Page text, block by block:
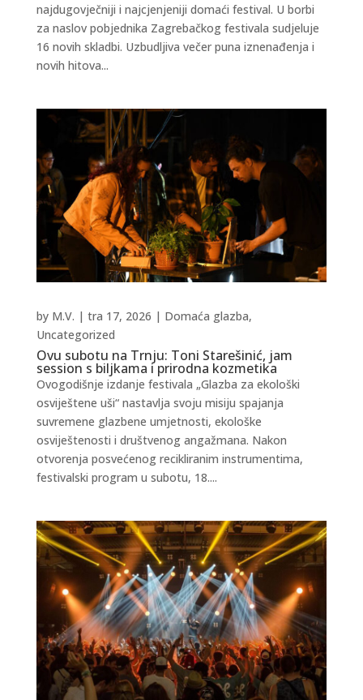
najdugovječniji i najcjenjeniji domaći festival. U borbi
za naslov pobjednika Zagrebačkog festivala sudjeluje
16 novih skladbi. Uzbudljiva večer puna iznenađenja i
novih hitova...
Ovu subotu na Trnju: Toni Starešinić, jam
session s biljkama i prirodna kozmetika
by M.V. | tra 17, 2026 | Domaća glazba,
Uncategorized
Ovogodišnje izdanje festivala „Glazba za ekološki
osviještene uši“ nastavlja svoju misiju spajanja
suvremene glazbene umjetnosti, ekološke
osviještenosti i društvenog angažmana. Nakon
otvorenja posvećenog recikliranim instrumentima,
festivalski program u subotu, 18....